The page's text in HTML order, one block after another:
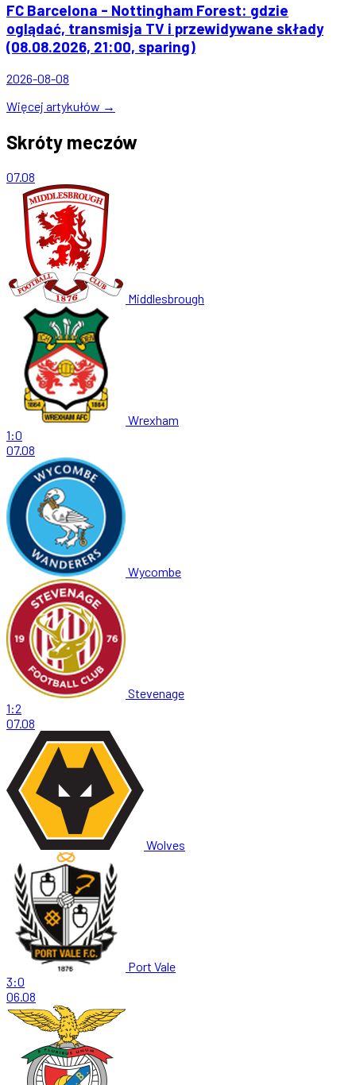
FC Barcelona - Nottingham Forest: gdzie
oglądać, transmisja TV i przewidywane składy
(08.08.2026, 21:00, sparing)
2026-08-08
Więcej artykułów →
Skróty meczów
07.08
Middlesbrough
Wrexham
1:0
07.08
Wycombe
Stevenage
1:2
07.08
Wolves
Port Vale
3:0
06.08